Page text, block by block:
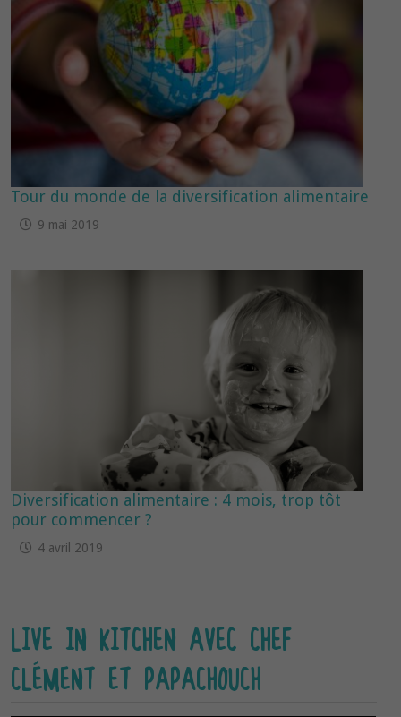
Tour du monde de la diversification alimentaire
9 mai 2019
Diversification alimentaire : 4 mois, trop tôt
pour commencer ?
4 avril 2019
LIVE IN KITCHEN AVEC CHEF
CLÉMENT ET PAPACHOUCH